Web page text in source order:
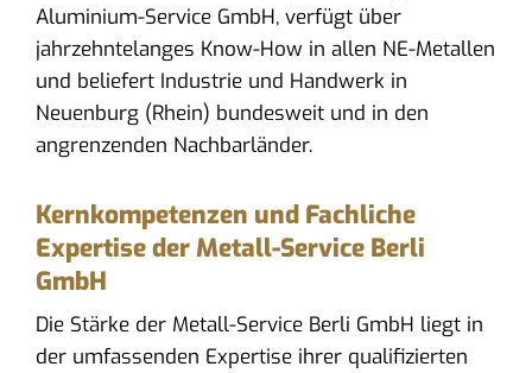
Aluminium-Service GmbH, verfügt über
jahrzehntelanges Know-How in allen NE-Metallen
und beliefert Industrie und Handwerk in
Neuenburg (Rhein) bundesweit und in den
angrenzenden Nachbarländer.
Kernkompetenzen und Fachliche
Expertise der Metall-Service Berli
GmbH
Die Stärke der Metall-Service Berli GmbH liegt in
der umfassenden Expertise ihrer qualifizierten